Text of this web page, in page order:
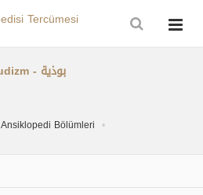
Budizm - بوذية
Ansiklopedi Bölümleri